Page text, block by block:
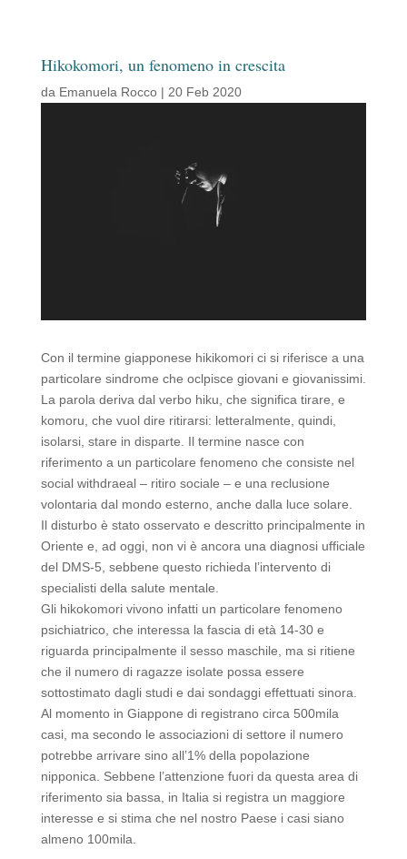
Hikokomori, un fenomeno in crescita
da Emanuela Rocco| 20 Feb 2020
Con il termine giapponese hikikomori ci si riferisce a una
particolare sindrome che oclpisce giovani e giovanissimi.
La parola deriva dal verbo hiku, che significa tirare, e
komoru, che vuol dire ritirarsi: letteralmente, quindi,
isolarsi, stare in disparte. Il termine nasce con
riferimento a un particolare fenomeno che consiste nel
social withdraeal – ritiro sociale – e una reclusione
volontaria dal mondo esterno, anche dalla luce solare.
Il disturbo è stato osservato e descritto principalmente in
Oriente e, ad oggi, non vi è ancora una diagnosi ufficiale
del DMS-5, sebbene questo richieda l’intervento di
specialisti della salute mentale.
Gli hikokomori vivono infatti un particolare fenomeno
psichiatrico, che interessa la fascia di età 14-30 e
riguarda principalmente il sesso maschile, ma si ritiene
che il numero di ragazze isolate possa essere
sottostimato dagli studi e dai sondaggi effettuati sinora.
Al momento in Giappone di registrano circa 500mila
casi, ma secondo le associazioni di settore il numero
potrebbe arrivare sino all’1% della popolazione
nipponica. Sebbene l’attenzione fuori da questa area di
riferimento sia bassa, in Italia si registra un maggiore
interesse e si stima che nel nostro Paese i casi siano
almeno 100mila.